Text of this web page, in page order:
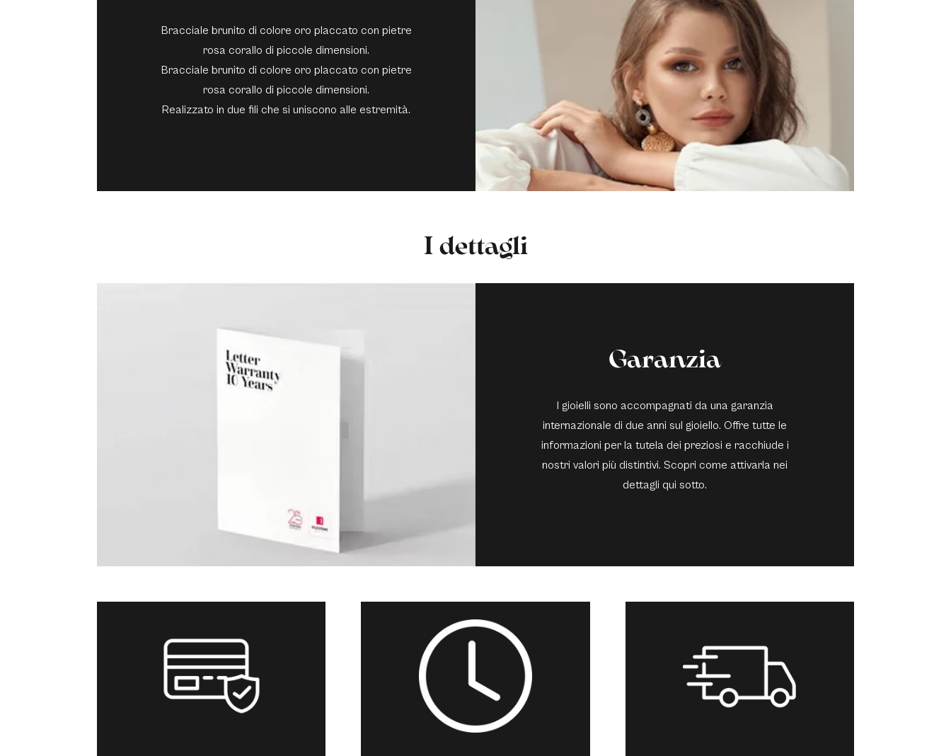
Bracciale brunito di colore oro placcato con pietre
rosa corallo di piccole dimensioni.
Bracciale brunito di colore oro placcato con pietre
rosa corallo di piccole dimensioni.
Realizzato in due fili che si uniscono alle estremità.
I dettagli
Garanzia
I gioielli sono accompagnati da una garanzia
internazionale di due anni sul gioiello. Offre tutte le
informazioni per la tutela dei preziosi e racchiude i
nostri valori più distintivi. Scopri come attivarla nei
dettagli qui sotto.